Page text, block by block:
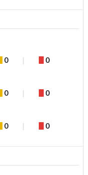
0 0
0 0
0 0